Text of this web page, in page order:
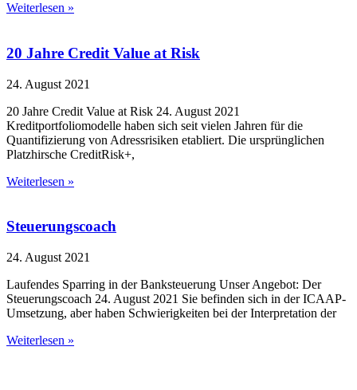
Weiterlesen »
20 Jahre Credit Value at Risk
24. August 2021
20 Jahre Credit Value at Risk 24. August 2021
Kreditportfoliomodelle haben sich seit vielen Jahren für die
Quantifizierung von Adressrisiken etabliert. Die ursprünglichen
Platzhirsche CreditRisk+,
Weiterlesen »
Steuerungscoach
24. August 2021
Laufendes Sparring in der Banksteuerung Unser Angebot: Der
Steuerungscoach 24. August 2021 Sie befinden sich in der ICAAP-
Umsetzung, aber haben Schwierigkeiten bei der Interpretation der
Weiterlesen »